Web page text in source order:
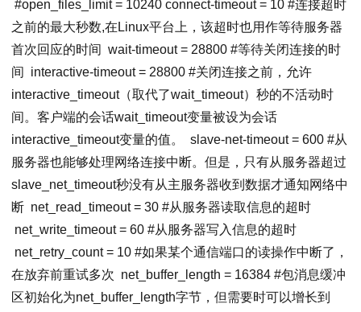
#open_files_limit= 10240 connect-timeout= 10 #连接超时
之前的最大秒数,在Linux平台上，该超时也用作等待服务器
首次回应的时间 wait-timeout= 28800 #等待关闭连接的时
间 interactive-timeout= 28800 #关闭连接之前，允许
interactive_timeout（取代了wait_timeout）秒的不活动时
间。客户端的会话wait_timeout变量被设为会话
interactive_timeout变量的值。 slave-net-timeout= 600 #从
服务器也能够处理网络连接中断。但是，只有从服务器超过
slave_net_timeout秒没有从主服务器收到数据才通知网络中
断 net_read_timeout= 30 #从服务器读取信息的超时
net_write_timeout= 60 #从服务器写入信息的超时
net_retry_count= 10 #如果某个通信端口的读操作中断了，
在放弃前重试多次 net_buffer_length = 16384 #包消息缓冲
区初始化为net_buffer_length字节，但需要时可以增长到